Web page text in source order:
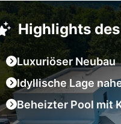
Highlights
Luxuriöser Neubau
Idyllische Lage
Beheizter Pool mit